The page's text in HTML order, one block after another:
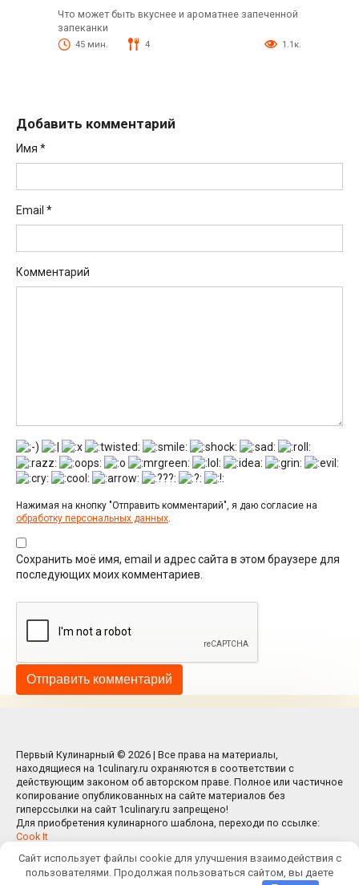
Что может быть вкуснее и ароматнее запеченной
запеканки
45 мин. 4 1.1к.
Добавить комментарий
Имя *
Email *
Комментарий
Нажимая на кнопку "Отправить комментарий", я даю согласие на
обработку персональных данных.
Сохранить моё имя, email и адрес сайта в этом браузере для
последующих моих комментариев.
Первый Кулинарный © 2026 | Все права на материалы,
находящиеся на 1culinary.ru охраняются в соответствии с
действующим законом об авторском праве. Полное или частичное
копирование опубликованных на сайте материалов без
гиперссылки на сайт 1culinary.ru запрещено!
Для приобретения кулинарного шаблона, переходи по ссылке:
Cook It
Сайт использует файлы cookie для улучшения взаимодействия с
пользователями. Продолжая пользоваться сайтом, вы даете